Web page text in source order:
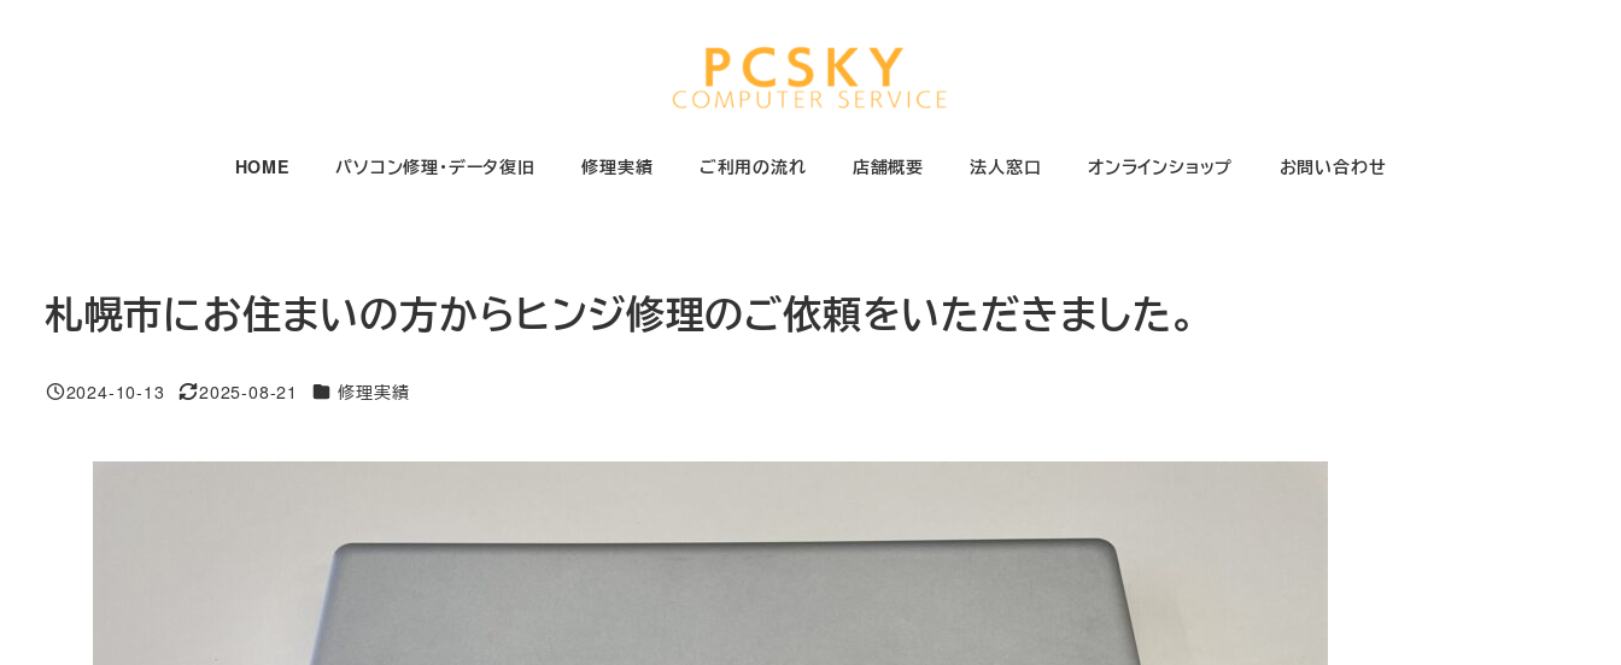
HOME パソコン修理・データ復旧 修理実績 ご利用の流れ 店舗概要 法人窓口 オンラインショップ お問い合わせ
札幌市にお住まいの方からヒンジ修理のご依頼をいただきました。
投稿日
2024-10-13
更新日
2025-08-21 カテゴリー
修理実績